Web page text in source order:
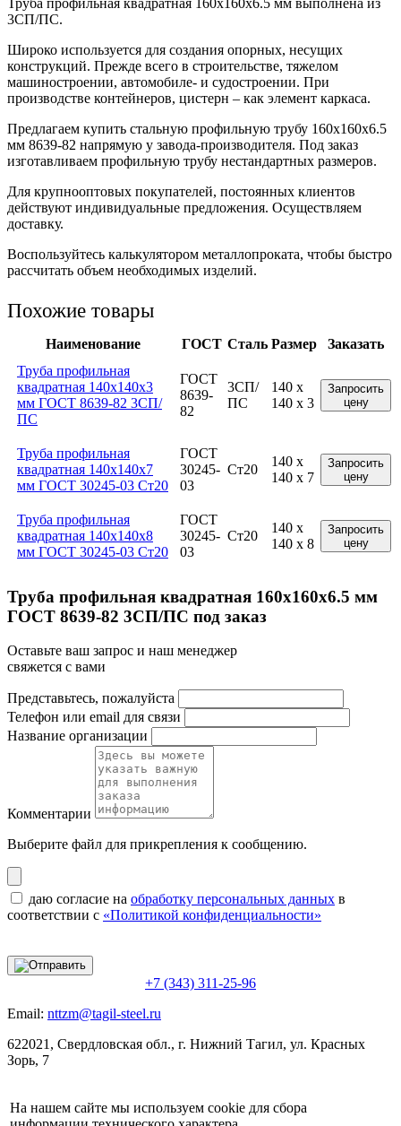
3СП/ПС.
Широко используется для создания опорных, несущих
конструкций. Прежде всего в строительстве, тяжелом
машиностроении, автомобиле- и судостроении. При
производстве контейнеров, цистерн – как элемент каркаса.
Предлагаем купить стальную профильную трубу 160х160х6.5
мм 8639-82 напрямую у завода-производителя. Под заказ
изготавливаем профильную трубу нестандартных размеров.
Для крупнооптовых покупателей, постоянных клиентов
действуют индивидуальные предложения. Осуществляем
доставку.
Воспользуйтесь калькулятором металлопроката, чтобы быстро
рассчитать объем необходимых изделий.
Похожие товары
Наименование ГОСТ Сталь Размер
Заказать
Труба профильная
квадратная 140x140x3
мм ГОСТ 8639-82 3СП/
ПС
ГОСТ
8639-
82
3СП/
ПС
140 x
140 x 3
Запросить
цену
Труба профильная
квадратная 140x140x7
мм ГОСТ 30245-03 Ст20
ГОСТ
30245-
03
Ст20
140 x
140 x 7
Запросить
цену
Труба профильная
квадратная 140x140x8
мм ГОСТ 30245-03 Ст20
ГОСТ
30245-
03
Ст20
140 x
140 x 8
Запросить
цену
Труба профильная квадратная 160x160x6.5 мм
ГОСТ 8639-82 3СП/ПС под заказ
Оставьте ваш запрос и наш менеджер
свяжется с вами
Представьтесь, пожалуйста
Телефон или email для связи
Название организации
Комментарии
Выберите файл для прикрепления к сообщению.
даю согласие на обработку персональных данных в
соответствии с «Политикой конфиденциальности»
+7 (343) 311-25-96
Email: nttzm@tagil-steel.ru
622021, Свердловская обл., г. Нижний Тагил, ул. Красных
Зорь, 7
На нашем сайте мы используем cookie для сбора